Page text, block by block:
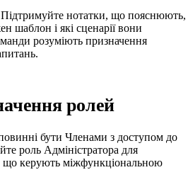
Підтримуйте нотатки, що пояснюють,
шаблон і які сценарії вони
розуміють призначення
ролей
бути Членами з доступом до
роль Адміністратора для
що керують міжфункціональною